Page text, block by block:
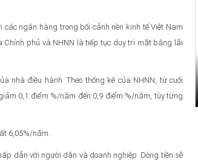
các ngân hàng trong bối cảnh nền kinh tế Việt Nam
Chính phủ và NHNN là tiếp tục duy trì mặt bằng lãi
nhà điều hành. Theo thống kê của NHNN, từ cuối
0,1 điểm %/năm đến 0,9 điểm %/năm, tùy từng
6,05%/năm.
dẫn với người dân và doanh nghiệp. Dòng tiền sẽ